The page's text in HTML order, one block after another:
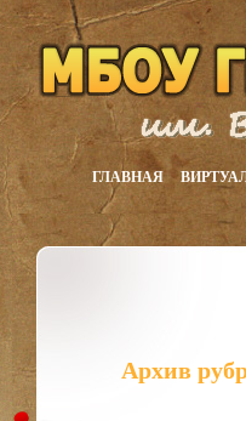
ГЛАВНАЯ
Архив